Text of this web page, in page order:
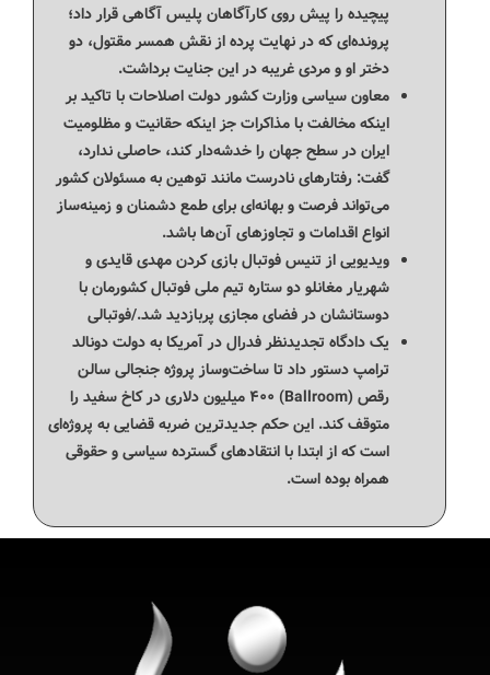
پیچیده را پیش روی کارآگاهان پلیس آگاهی قرار داد؛
پرونده‌ای که در نهایت پرده از نقش همسر مقتول، دو
دختر او و مردی غریبه در این جنایت برداشت.
معاون سیاسی وزارت کشور دولت اصلاحات با تاکید بر
اینکه مخالفت با مذاکرات جز اینکه حقانیت و مظلومیت
ایران در سطح جهان را خدشه‌دار کند، حاصلی ندارد،
گفت: رفتارهای نادرست مانند توهین به مسئولان کشور
می‌تواند فرصت و بهانه‌ای برای طمع دشمنان و زمینه‌ساز
انواع اقدامات و تجاوزهای آن‌ها باشد.
ویدیویی از تنیس فوتبال بازی کردن مهدی قایدی و
شهریار مغانلو دو ستاره تیم ملی فوتبال کشورمان با
دوستانشان در فضای مجازی پربازدید شد./فوتبالی
یک دادگاه تجدیدنظر فدرال در آمریکا به دولت دونالد
ترامپ دستور داد تا ساخت‌وساز پروژه جنجالی سالن
رقص (Ballroom) ۴۰۰ میلیون دلاری در کاخ سفید را
متوقف کند. این حکم جدیدترین ضربه قضایی به پروژه‌ای
است که از ابتدا با انتقادهای گسترده سیاسی و حقوقی
همراه بوده است.